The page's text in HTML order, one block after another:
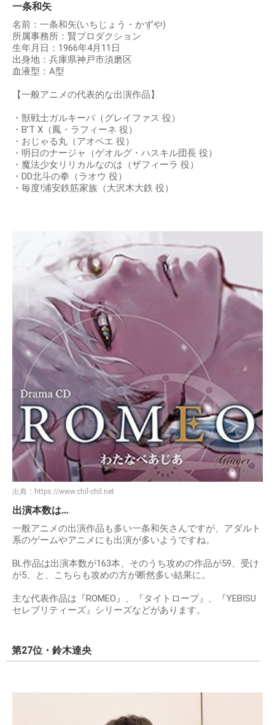
一条和矢
名前：一条和矢(いちじょう・かずや)
所属事務所：賢プロダクション
生年月日：1966年4月11日
出身地：兵庫県神戸市須磨区
血液型：A型
【一般アニメの代表的な出演作品】
・獣戦士ガルキーバ（グレイファス 役）
・B'T X（鳳・ラフィーネ 役）
・おじゃる丸（アオベエ 役）
・明日のナージャ（ゲオルグ・ハスキル団長 役）
・魔法少女リリカルなのは（ザフィーラ 役）
・DD北斗の拳（ラオウ 役）
・毎度!浦安鉄筋家族（大沢木大鉄 役）
出典： https://www.chil-chil.net
出演本数は…
一般アニメの出演作品も多い一条和矢さんですが、アダルト
系のゲームやアニメにも出演が多いようですね。
BL作品は出演本数が163本、そのうち攻めの作品が59、受け
が5、と、こちらも攻めの方が断然多い結果に。
主な代表作品は『ROMEO』、『タイトロープ』、『YEBISU
セレブリティーズ』シリーズなどがあります。
第27位・鈴木達央